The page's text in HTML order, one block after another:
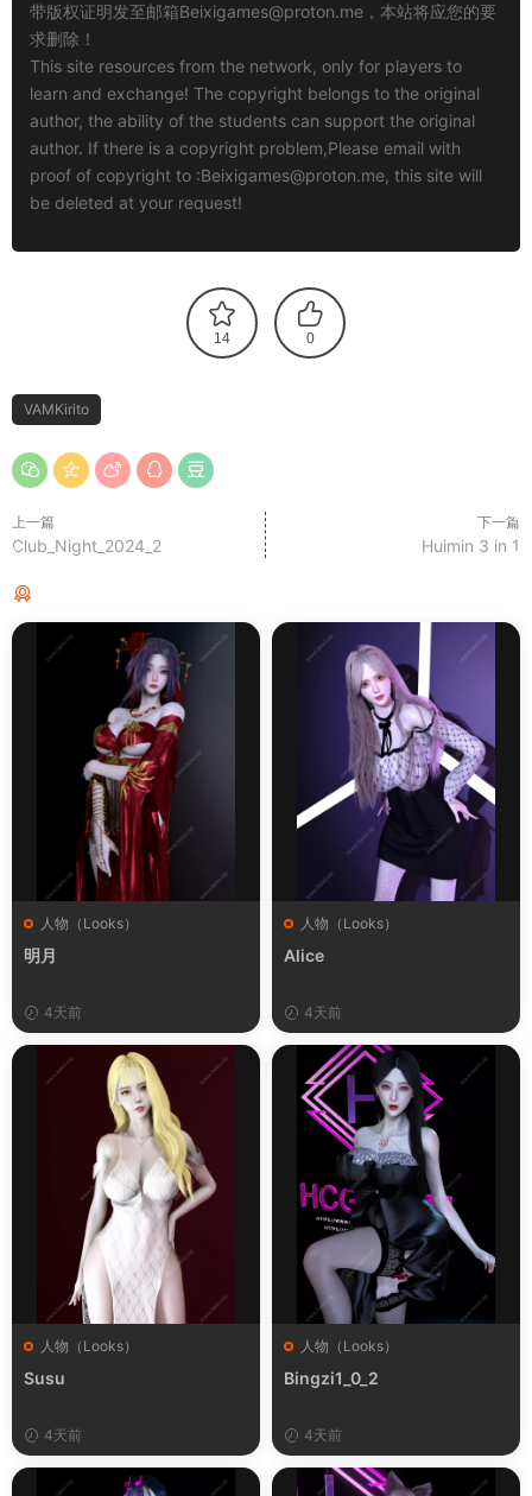
带版权证明发至邮箱Beixigames@proton.me ，本站将应您的要
求删除！
This site resources from the network, only for players to
learn and exchange! The copyright belongs to the original
author, the ability of the students can support the original
author. If there is a copyright problem,Please email with
proof of copyright to :Beixigames@proton.me, this site will
be deleted at your request!
14 0
VAMKirito
上一篇
Club_Night_2024_2
下一篇
Huimin 3 in 1
人物（Looks）
明月
4天前
人物（Looks）
Alice
4天前
人物（Looks）
Susu
4天前
人物（Looks）
Bingzi1_0_2
4天前